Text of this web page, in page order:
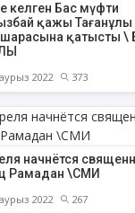
келген Бас мүфти
қажы Тағанұлы
шарасына қатысты \
2022 373
начнётся
Рамадан \СМИ
2022 267